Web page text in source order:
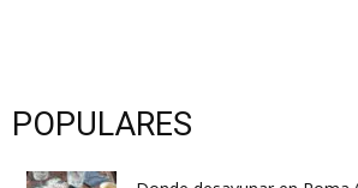
POPULARES